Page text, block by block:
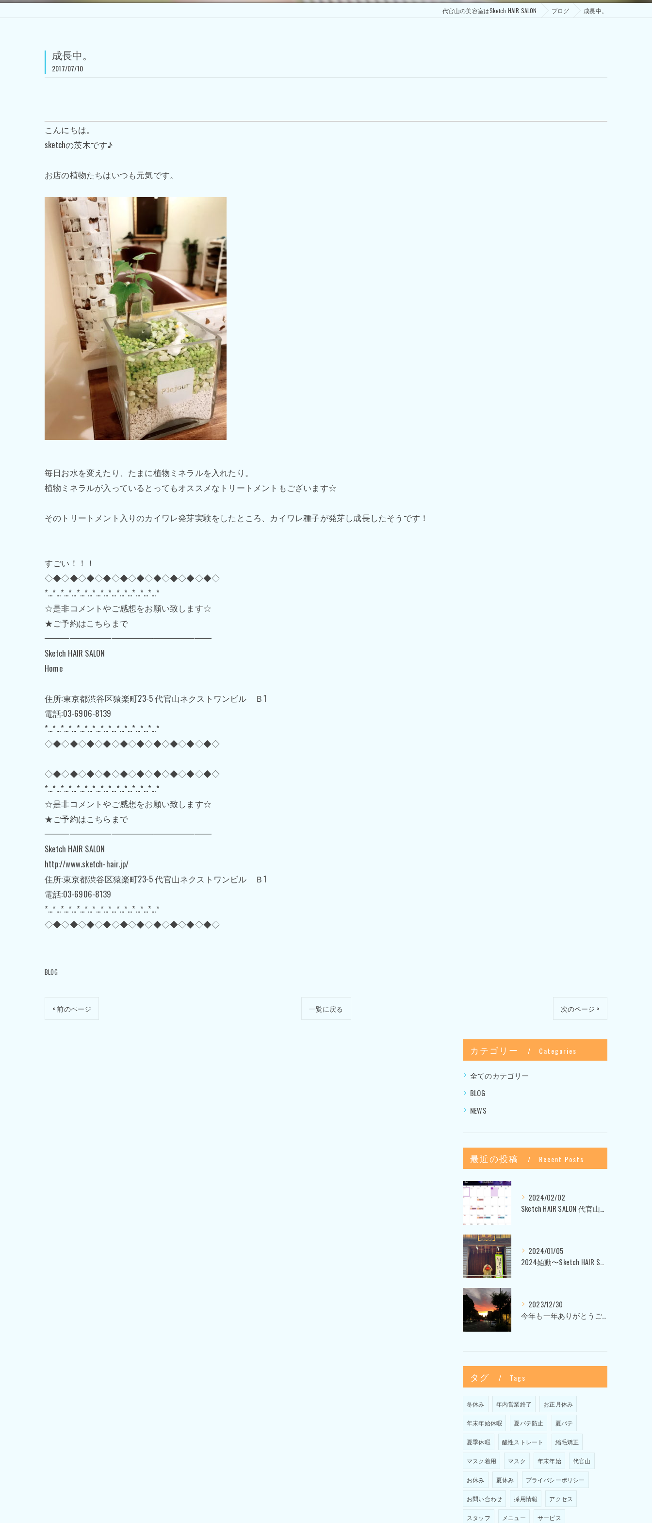
代官山の美容室はSketch HAIR SALON ブログ 成長中。
成長中。
2017/07/10
こんにちは。
sketchの茨木です♪
お店の植物たちはいつも元気です。
毎日お水を変えたり、たまに植物ミネラルを入れたり。
植物ミネラルが入っているとってもオススメなトリートメントもございます☆
そのトリートメント入りのカイワレ発芽実験をしたところ、カイワレ種子が発芽し成長したそうです！
すごい！！！
◇◆◇◆◇◆◇◆◇◆◇◆◇◆◇◆◇◆◇◆◇
*…*…*…*…*…*…*…*…*…*…*…*…*…*…*
☆是非コメントやご感想をお願い致します☆
★ご予約はこちらまで
━━━━━━━━━━━━━━━━━━━━
Sketch HAIR SALON
Home
住所:東京都渋谷区猿楽町23-5 代官山ネクストワンビル Ｂ1
電話:03-6906-8139
*…*…*…*…*…*…*…*…*…*…*…*…*…*…*
◇◆◇◆◇◆◇◆◇◆◇◆◇◆◇◆◇◆◇◆◇
◇◆◇◆◇◆◇◆◇◆◇◆◇◆◇◆◇◆◇◆◇
*…*…*…*…*…*…*…*…*…*…*…*…*…*…*
☆是非コメントやご感想をお願い致します☆
★ご予約はこちらまで
━━━━━━━━━━━━━━━━━━━━
Sketch HAIR SALON
http://www.sketch-hair.jp/
住所:東京都渋谷区猿楽町23-5 代官山ネクストワンビル Ｂ1
電話:03-6906-8139
*…*…*…*…*…*…*…*…*…*…*…*…*…*…*
◇◆◇◆◇◆◇◆◇◆◇◆◇◆◇◆◇◆◇◆◇
BLOG
< 前のページ 一覧に戻る 次のページ >
カテゴリー Categories
全てのカテゴリー
BLOG
NEWS
最近の投稿 Recent Posts
2024/02/02
Sketch HAIR SALON 代官山〜美容室ブログ〜
2024/01/05
2024始動〜Sketch HAIR SALON 代官山〜
2023/12/30
今年も一年ありがとうございました〜Sketch HAIR SALON 代官山の美容室〜
タグ Tags
冬休み 年内営業終了 お正月休み
年末年始休暇 夏バテ防止 夏バテ
夏季休暇 酸性ストレート 縮毛矯正
マスク着用 マスク 年末年始 代官山
お休み 夏休み プライバシーポリシー
お問い合わせ 採用情報 アクセス
スタッフ メニュー サービス